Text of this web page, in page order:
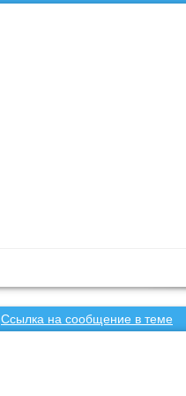
Ссылка на сообщение в теме